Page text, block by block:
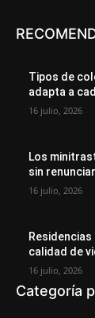
Tipos de
adapta a
16 julio, 2026
Los
sin
16 julio, 2026
calidad de
16 julio, 2026
Categoría